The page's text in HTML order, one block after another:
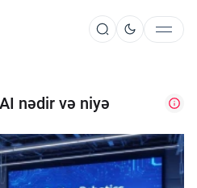
nədir və niyə